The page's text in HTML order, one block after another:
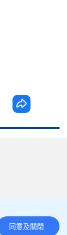
同意及關閉